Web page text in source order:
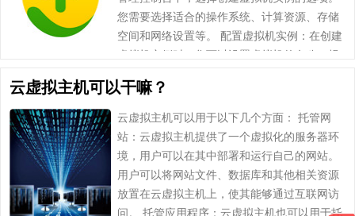
您需要选择适合的操作系统、计算资源、存储
空间和网络设置等。 配置虚拟机实例：在创建
虚拟机实例时，您可以设置虚拟机的名称、规
定的应……
云虚拟主机可以干嘛？
云虚拟主机可以用于以下几个方面： 托管网
站：云虚拟主机提供了一个虚拟化的服务器环
境，用户可以在其中部署和运行自己的网站。
用户可以将网站文件、数据库和其他相关资源
放置在云虚拟主机上，使其能够通过互联网访
问。 托管应用程序：云虚拟主机也可以用于托